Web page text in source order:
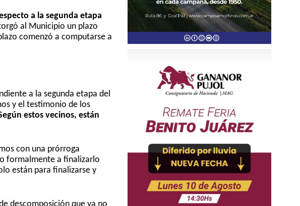
a la segunda etapa
al Municipio un plazo
comenzó a computarse a
a la segunda etapa del
y el testimonio de los
estos vecinos, están
con una prórroga
formalmente a finalizarlo
están para finalizarse y